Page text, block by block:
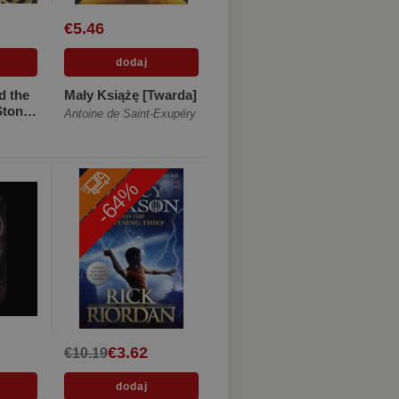
the
€5.46
Mały Książę [Twarda]
Antoine de Saint-Exupéry
-64%
€3.62
€10.19